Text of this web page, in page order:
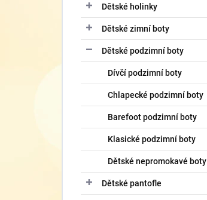
Dětské holinky
Dětské zimní boty
Dětské podzimní boty
Dívčí podzimní boty
Chlapecké podzimní boty
Barefoot podzimní boty
Klasické podzimní boty
Dětské nepromokavé boty
Dětské pantofle